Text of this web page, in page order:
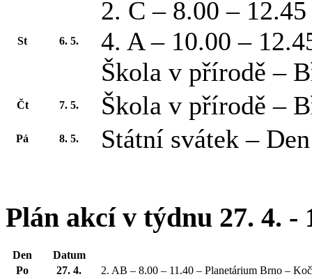
St 6. 5.
2. C – 8.00 –
4. A – 10.00 –
Škola v přírodě –
Čt 7. 5. Škola v přírodě –
Pá 8. 5. Státní svátek –
Plán akcí v týdnu 27. 4. -
Den
Datum
Po
27. 4. 2. AB – 8.00 – 11.40 – Planetárium Brno –